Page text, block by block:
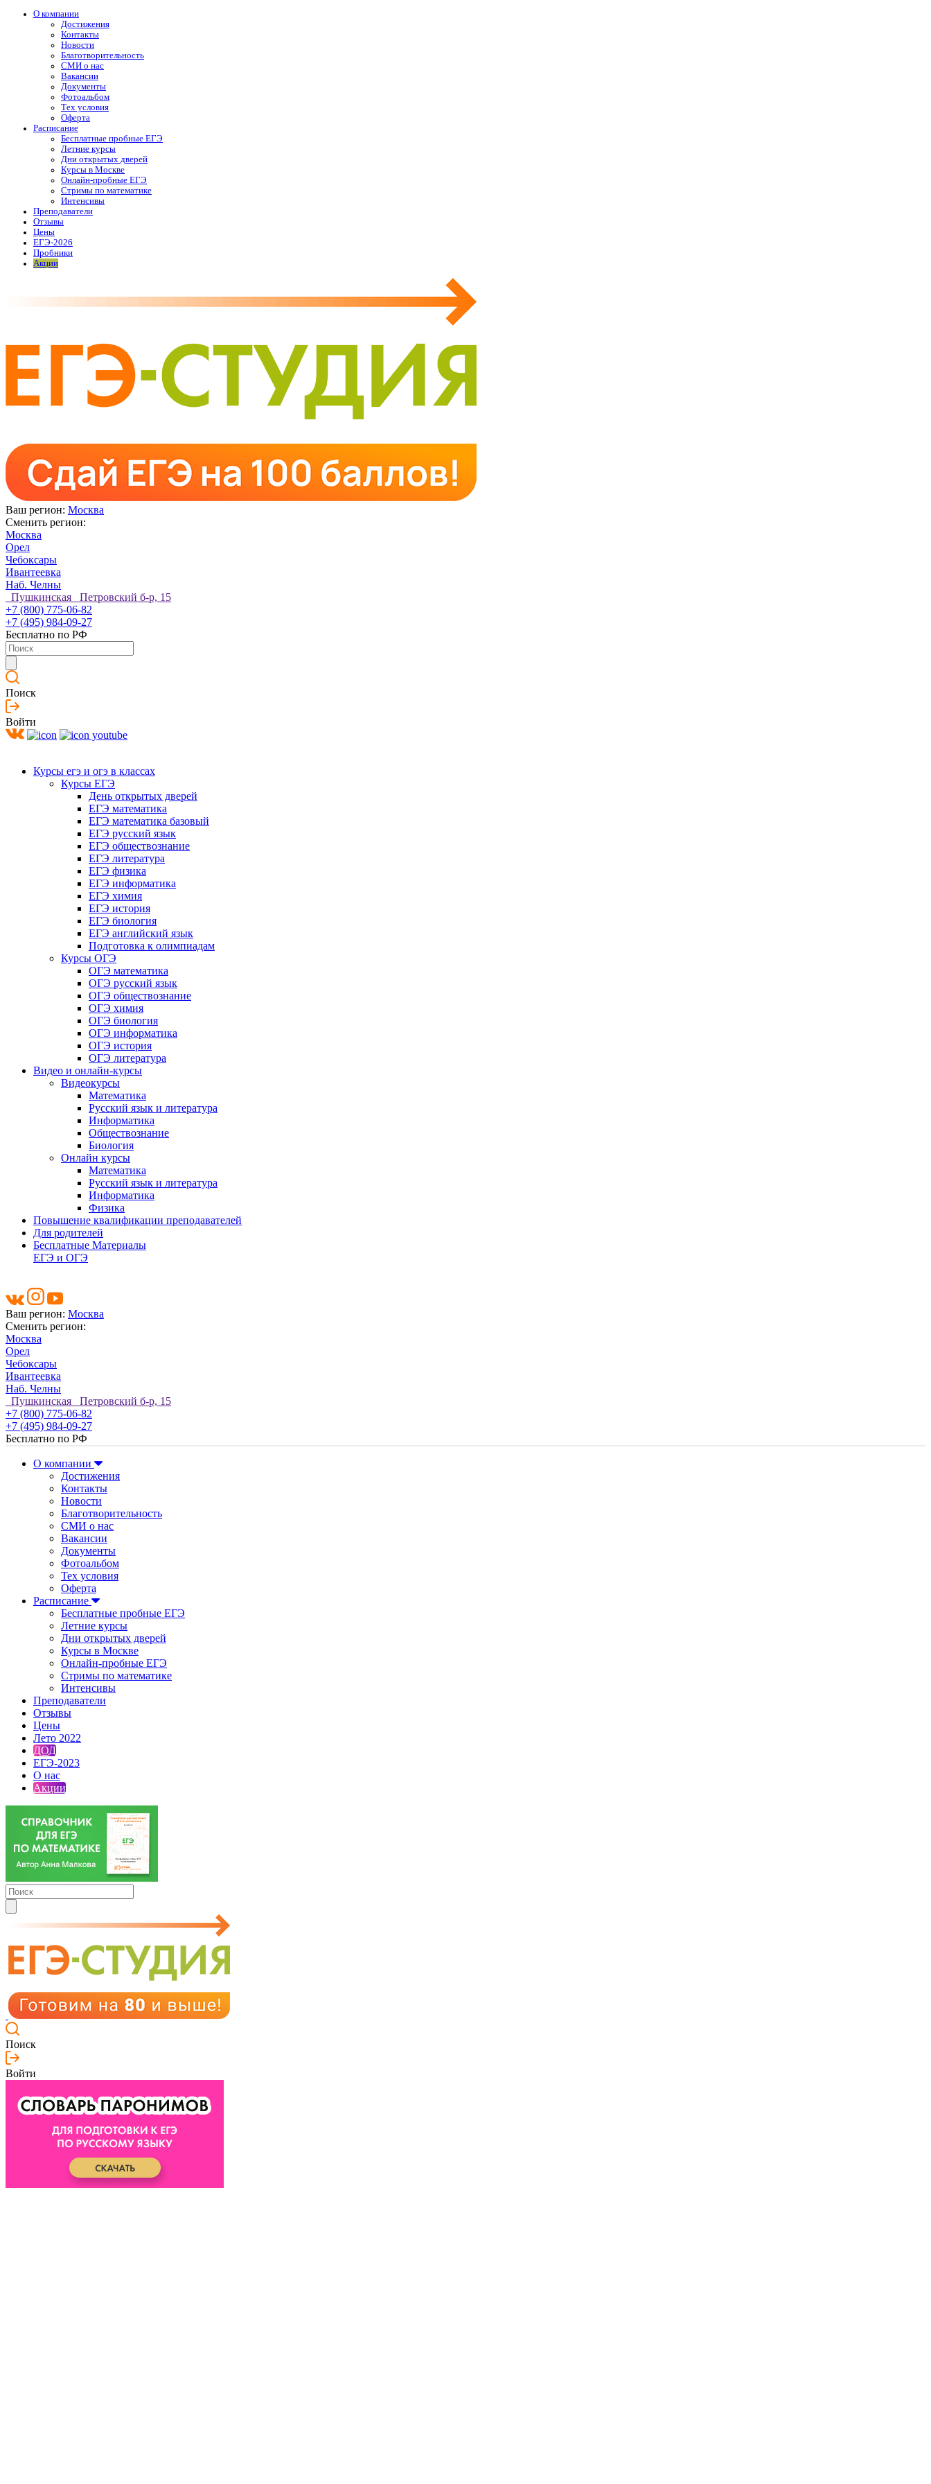
О компании
Достижения
Контакты
Новости
Благотворительность
СМИ о нас
Вакансии
Документы
Фотоальбом
Тех условия
Оферта
Расписание
Бесплатные пробные ЕГЭ
Летние курсы
Дни открытых дверей
Курсы в Москве
Онлайн-пробные ЕГЭ
Стримы по математике
Интенсивы
Преподаватели
Отзывы
Цены
ЕГЭ-2026
Пробники
Акции
Ваш регион: Москва
Сменить регион:
Москва
Орел
Чебоксары
Ивантеевка
Наб. Челны
Пушкинская Петровский б-р, 15
+7 (800) 775-06-82
+7 (495) 984-09-27
Бесплатно по РФ
Поиск
Войти
Курсы егэ и огэ в классах
Курсы ЕГЭ
День открытых дверей
ЕГЭ математика
ЕГЭ математика базовый
ЕГЭ русский язык
ЕГЭ обществознание
ЕГЭ литература
ЕГЭ физика
ЕГЭ информатика
ЕГЭ химия
ЕГЭ история
ЕГЭ биология
ЕГЭ английский язык
Подготовка к олимпиадам
Курсы ОГЭ
ОГЭ математика
ОГЭ русский язык
ОГЭ обществознание
ОГЭ химия
ОГЭ биология
ОГЭ информатика
ОГЭ история
ОГЭ литература
Видео и онлайн-курсы
Видеокурсы
Математика
Русский язык и литература
Информатика
Обществознание
Биология
Онлайн курсы
Математика
Русский язык и литература
Информатика
Физика
Повышение квалификации преподавателей
Для родителей
Бесплатные Материалы
ЕГЭ и ОГЭ
Ваш регион: Москва
Сменить регион:
Москва
Орел
Чебоксары
Ивантеевка
Наб. Челны
Пушкинская Петровский б-р, 15
+7 (800) 775-06-82
+7 (495) 984-09-27
Бесплатно по РФ
О компании
Достижения
Контакты
Новости
Благотворительность
СМИ о нас
Вакансии
Документы
Фотоальбом
Тех условия
Оферта
Расписание
Бесплатные пробные ЕГЭ
Летние курсы
Дни открытых дверей
Курсы в Москве
Онлайн-пробные ЕГЭ
Стримы по математике
Интенсивы
Преподаватели
Отзывы
Цены
Лето 2022
ДОД
ЕГЭ-2023
О нас
Акции
Поиск
Войти